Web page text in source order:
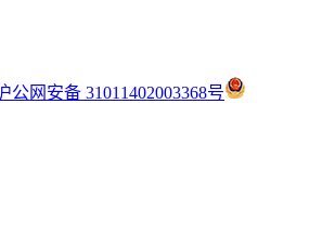
公网安备 31011402003368号